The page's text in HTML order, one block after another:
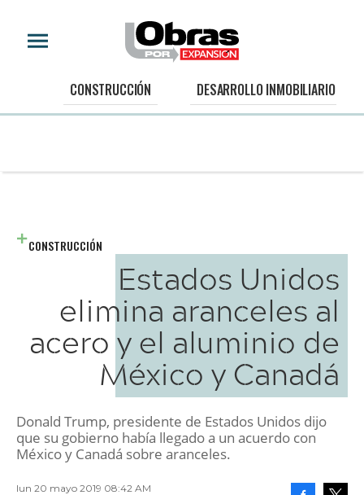
CONSTRUCCIÓN DESARROLLO INMOBILIARIO
CONSTRUCCIÓN
Estados Unidos
elimina aranceles al
acero y el aluminio de
México y Canadá
Donald Trump, presidente de Estados Unidos dijo
que su gobierno había llegado a un acuerdo con
México y Canadá sobre aranceles.
lun 20 mayo 2019 08:42 AM